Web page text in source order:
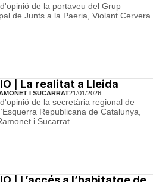
de la portaveu del Grup
de Junts a la Paeria, Violant Cervera
| La realitat a Lleida
I SUCARRAT21/01/2026
de la secretària regional de
Republicana de Catalunya,
i Sucarrat